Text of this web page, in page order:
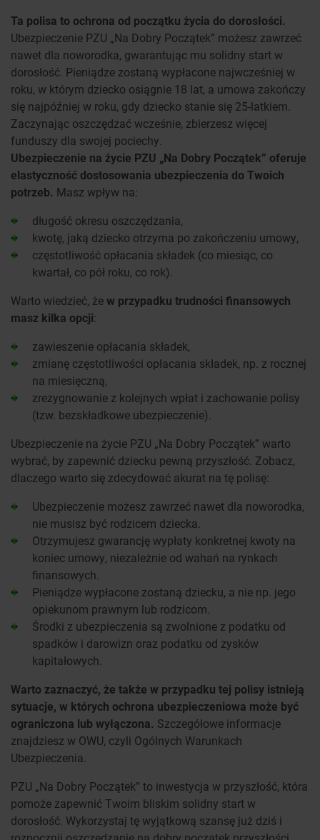
Ta polisa to ochrona od początku życia do dorosłości.
Ubezpieczenie PZU „Na Dobry Początek” możesz zawrzeć
nawet dla noworodka, gwarantując mu solidny start w
dorosłość. Pieniądze zostaną wypłacone najwcześniej w
roku, w którym dziecko osiągnie 18 lat, a umowa zakończy
się najpóźniej w roku, gdy dziecko stanie się 25-latkiem.
Zaczynając oszczędzać wcześnie, zbierzesz więcej
funduszy dla swojej pociechy.
Ubezpieczenie na życie PZU „Na Dobry Początek” oferuje
elastyczność dostosowania ubezpieczenia do Twoich
potrzeb. Masz wpływ na:
długość okresu oszczędzania,
kwotę, jaką dziecko otrzyma po zakończeniu umowy,
częstotliwość opłacania składek (co miesiąc, co
kwartał, co pół roku, co rok).
Warto wiedzieć, żew przypadku trudności finansowych
masz kilka opcji:
zawieszenie opłacania składek,
zmianę częstotliwości opłacania składek, np. z rocznej
na miesięczną,
zrezygnowanie z kolejnych wpłat i zachowanie polisy
(tzw. bezskładkowe ubezpieczenie).
Ubezpieczenie na życie PZU „Na Dobry Początek” warto
wybrać, by zapewnić dziecku pewną przyszłość. Zobacz,
dlaczego warto się zdecydować akurat na tę polisę:
Ubezpieczenie możesz zawrzeć nawet dla noworodka,
nie musisz być rodzicem dziecka.
Otrzymujesz gwarancję wypłaty konkretnej kwoty na
koniec umowy, niezależnie od wahań na rynkach
finansowych.
Pieniądze wypłacone zostaną dziecku, a nie np. jego
opiekunom prawnym lub rodzicom.
Środki z ubezpieczenia są zwolnione z podatku od
spadków i darowizn oraz podatku od zysków
kapitałowych.
Warto zaznaczyć, że także w przypadku tej polisy istnieją
sytuacje, w których ochrona ubezpieczeniowa może być
ograniczona lub wyłączona. Szczegółowe informacje
znajdziesz w OWU, czyli Ogólnych Warunkach
Ubezpieczenia.
PZU „Na Dobry Początek” to inwestycja w przyszłość, która
pomoże zapewnić Twoim bliskim solidny start w
dorosłość. Wykorzystaj tę wyjątkową szansę już dziś i